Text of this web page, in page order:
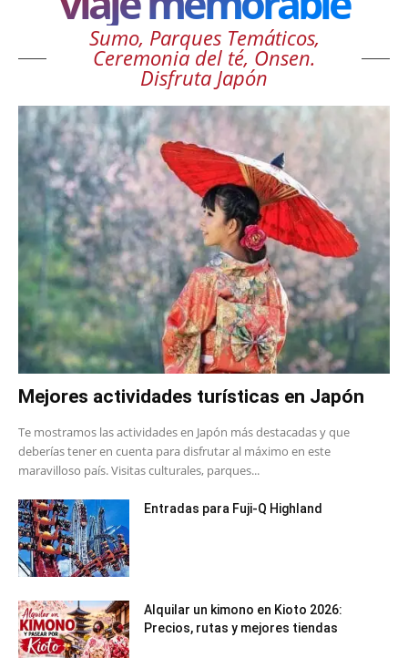
Sumo, Parques Temáticos,
Ceremonia del té, Onsen.
Disfruta Japón
Mejores actividades turísticas en Japón
Te mostramos las actividades en Japón más destacadas y que
deberías tener en cuenta para disfrutar al máximo en este
maravilloso país. Visitas culturales, parques...
Entradas para Fuji-Q Highland
Alquilar un kimono en Kioto 2026:
Precios, rutas y mejores tiendas